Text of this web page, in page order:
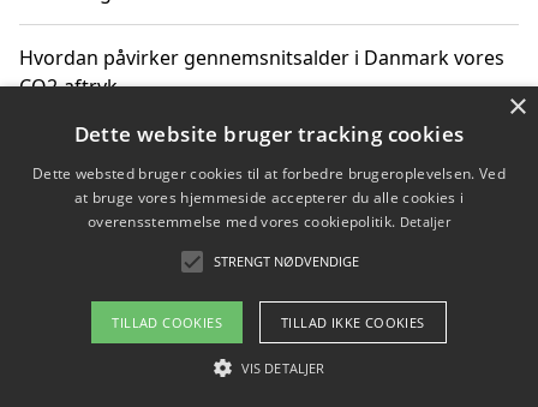
Hvordan påvirker gennemsnitsalder i Danmark vores
CO2-aftryk
Hvordan nyheder om CO2-udledning påvirker vores
hverdag
Om / kontakt
Blog Betingelser
×
Dette website bruger tracking cookies
Dette websted bruger cookies til at forbedre brugeroplevelsen. Ved
at bruge vores hjemmeside accepterer du alle cookies i
overensstemmelse med vores cookiepolitik. Detaljer
STRENGT NØDVENDIGE
TILLAD COOKIES TILLAD IKKE COOKIES
VIS DETALJER